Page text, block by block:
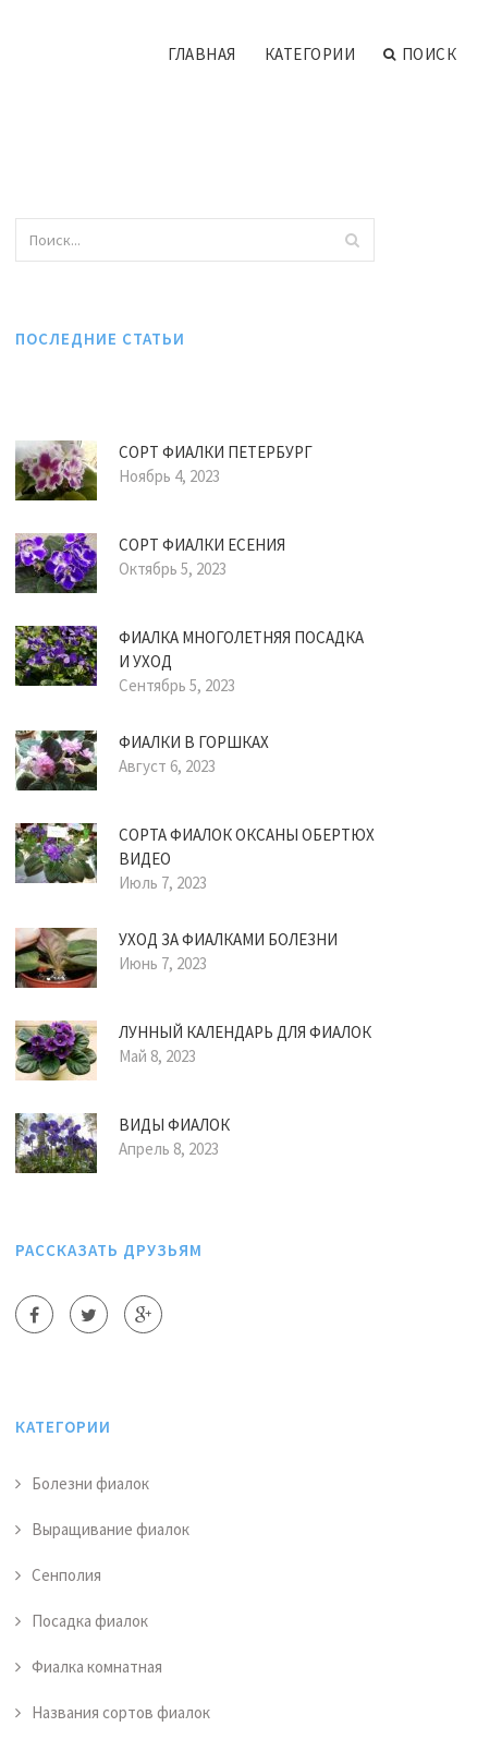
ГЛАВНАЯ КАТЕГОРИИ ПОИСК
ПОСЛЕДНИЕ СТАТЬИ
СОРТ ФИАЛКИ ПЕТЕРБУРГ
Ноябрь 4, 2023
СОРТ ФИАЛКИ ЕСЕНИЯ
Октябрь 5, 2023
ФИАЛКА МНОГОЛЕТНЯЯ ПОСАДКА
И УХОД
Сентябрь 5, 2023
ФИАЛКИ В ГОРШКАХ
Август 6, 2023
СОРТА ФИАЛОК ОКСАНЫ ОБЕРТЮХ
ВИДЕО
Июль 7, 2023
УХОД ЗА ФИАЛКАМИ БОЛЕЗНИ
Июнь 7, 2023
ЛУННЫЙ КАЛЕНДАРЬ ДЛЯ ФИАЛОК
Май 8, 2023
ВИДЫ ФИАЛОК
Апрель 8, 2023
РАССКАЗАТЬ ДРУЗЬЯМ
КАТЕГОРИИ
Болезни фиалок
Выращивание фиалок
Сенполия
Посадка фиалок
Фиалка комнатная
Названия сортов фиалок